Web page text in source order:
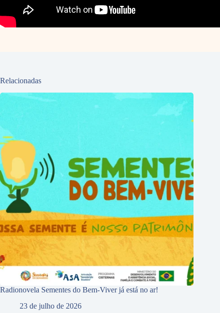
Relacionadas
Radionovela Sementes do Bem-Viver já está no ar!
23 de julho de 2026